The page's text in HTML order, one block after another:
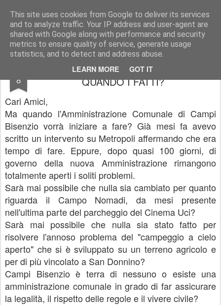
This site uses cookies from Google to deliver its services
and to analyze traffic. Your IP address and user-agent are
shared with Google along with performance and security
metrics to ensure quality of service, generate usage
statistics, and to detect and address abuse.
LEARN MORE GOT IT
Paolo GANDOLA (Forza Italia): Consigliere Metropolitano a Firenze e Capogruppo Forza Italia Consiglio Comunale Campi Bisenzio (FI)
Pages
8
SCANDALO A CAMPI. SOLO PAROLE.
QUANDO I FATTI?
Cari Amici,
Ma quando l'Amministrazione Comunale di Campi
Bisenzio vorrà iniziare a fare? Già mesi fa avevo
scritto un intervento su Metropoli affermando che era
tempo di fare. Eppure, dopo quasi 100 giorni, di
governo della nuova Amministrazione rimangono
totalmente aperti i soliti problemi.
Sarà mai possibile che nulla sia cambiato per quanto
riguarda il Campo Nomadi, da mesi presente
nell'ultima parte del parcheggio del Cinema Uci?
Sarà mai possibile che nulla sia stato fatto per
risolvere l'annoso problema del "campeggio a cielo
aperto" che si è sviluppato su un terreno agricolo e
per di più vincolato a San Donnino?
Campi Bisenzio è terra di nessuno o esiste una
amministrazione comunale in grado di far assicurare
la legalità, il rispetto delle regole e il vivere civile?